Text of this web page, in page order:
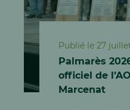
Publié le 27
Palmarès
officiel de
Marcenat